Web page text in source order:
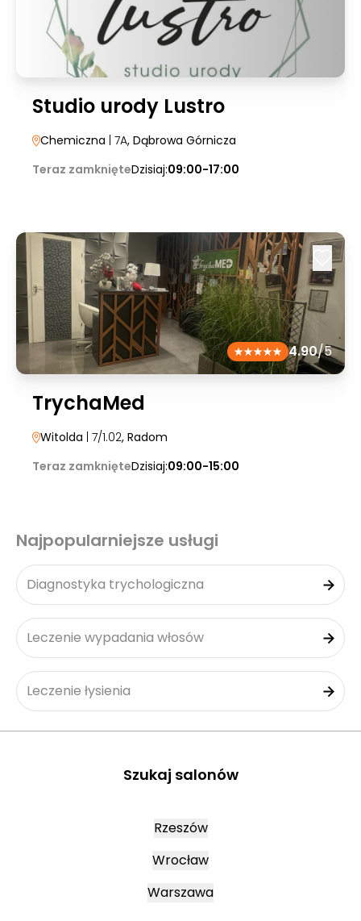
Studio urody Lustro
Chemiczna | 7A, Dąbrowa Górnicza
Teraz zamknięteDzisiaj:09:00-17:00
4.90/5
TrychaMed
Witolda | 7/1.02, Radom
Teraz zamknięteDzisiaj:09:00-15:00
Najpopularniejsze usługi
Diagnostyka trychologiczna
Leczenie wypadania włosów
Leczenie łysienia
Szukaj salonów
Rzeszów
Wrocław
Warszawa